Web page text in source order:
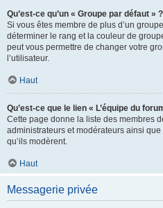
Qu’est-ce qu’un « Groupe par défaut » ?
Si vous êtes membre de plus d’un
déterminer le rang et la couleur de
peut vous permettre de changer votre
l’utilisateur.
Haut
Qu’est-ce que le lien « L’équipe du
Cette page donne la liste des membres
administrateurs et modérateurs ainsi
qu’ils modèrent.
Haut
Messagerie privée